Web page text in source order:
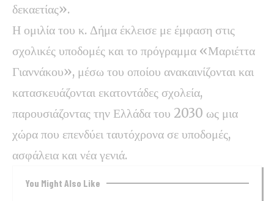
δεκαετίας».
Η ομιλία του κ. Δήμα έκλεισε με έμφαση στις
σχολικές υποδομές και το πρόγραμμα «Μαριέττα
Γιαννάκου», μέσω του οποίου ανακαινίζονται και
κατασκευάζονται εκατοντάδες σχολεία,
παρουσιάζοντας την Ελλάδα του 2030 ως μια
χώρα που επενδύει ταυτόχρονα σε υποδομές,
ασφάλεια και νέα γενιά.
You Might Also Like